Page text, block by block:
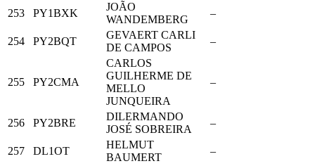
253 PY1BXK
JOÃO
WANDEMBERG
–
254 PY2BQT
GEVAERT CARLI
DE CAMPOS
–
255 PY2CMA
CARLOS
GUILHERME DE
MELLO
JUNQUEIRA
–
256 PY2BRE
DILERMANDO
JOSÉ SOBREIRA
–
257 DL1OT
HELMUT
BAUMERT
–